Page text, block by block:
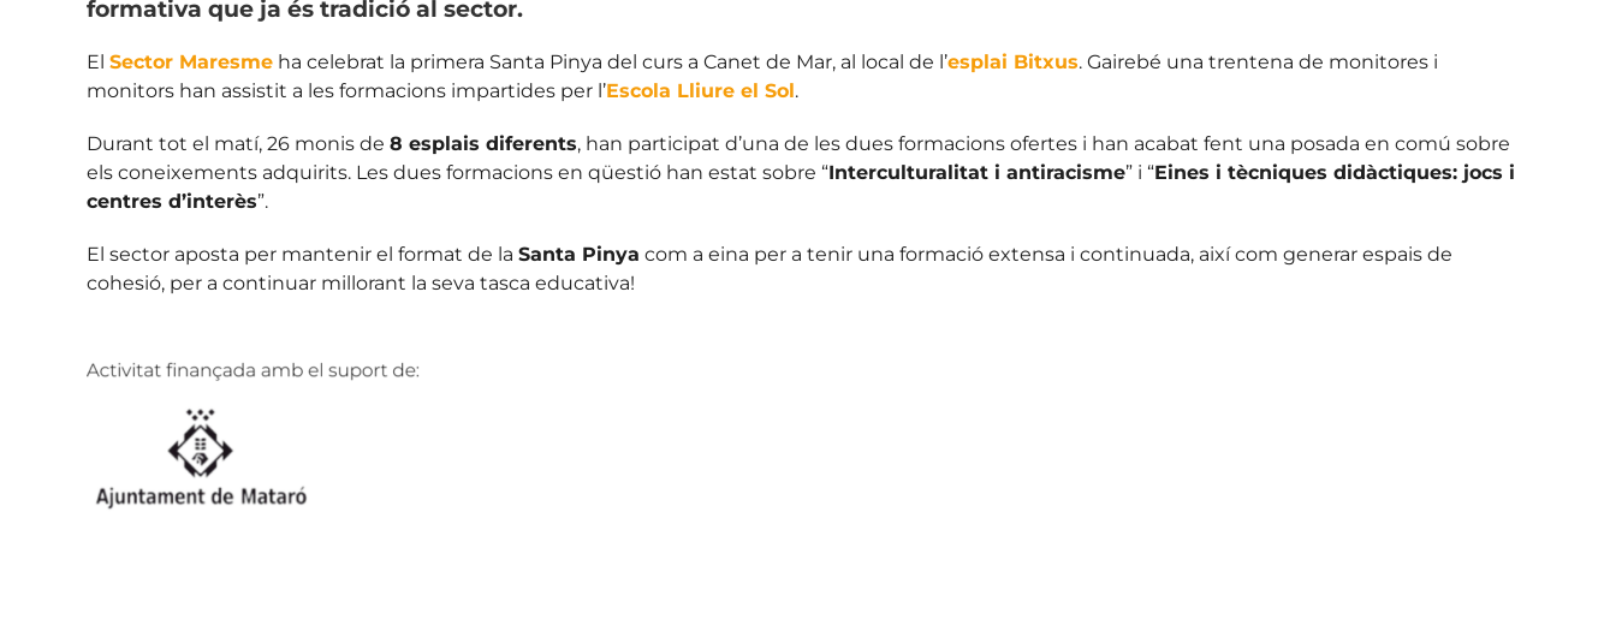
formativa que ja és tradició al sector.
El Sector Maresme ha celebrat la primera Santa Pinya del curs a Canet de Mar, al local de l’esplai Bitxus. Gairebé una trentena de monitores i
monitors han assistit a les formacions impartides per l’Escola Lliure el Sol.
Durant tot el matí, 26 monis de 8 esplais diferents, han participat d’una de les dues formacions ofertes i han acabat fent una posada en comú sobre
els coneixements adquirits. Les dues formacions en qüestió han estat sobre “Interculturalitat i antiracisme” i “Eines i tècniques didàctiques: jocs i
centres d’interès”.
El sector aposta per mantenir el format de la Santa Pinya com a eina per a tenir una formació extensa i continuada, així com generar espais de
cohesió, per a continuar millorant la seva tasca educativa!